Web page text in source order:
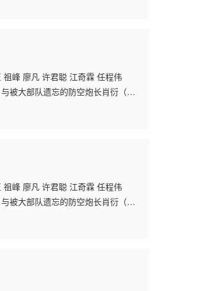
峰 廖凡 许君聪 江奇霖 任程伟
被大部队遗忘的防空炮长肖衍（彭
）、老太爷（杨新鸣 饰）以及儿子
峰 廖凡 许君聪 江奇霖 任程伟
被大部队遗忘的防空炮长肖衍（彭
）、老太爷（杨新鸣 饰）以及儿子